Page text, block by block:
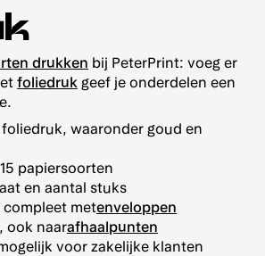
drukken bij PeterPrint: voeg er
foliedruk geef je onderdelen een
foliedruk, waaronder goud en
papiersoorten
en aantal stuks
compleet metenveloppen
ook naarafhaalpunten
voor zakelijke klanten